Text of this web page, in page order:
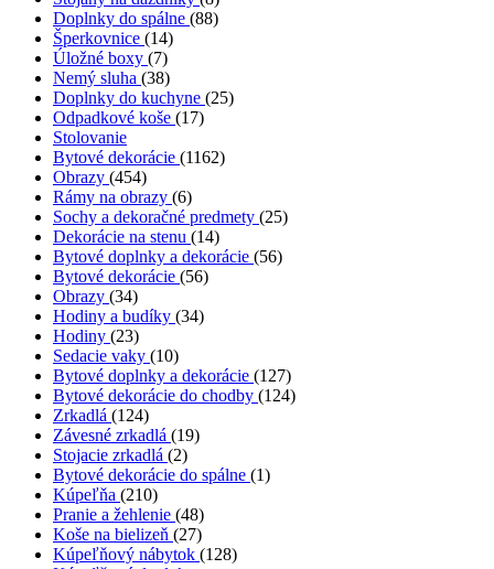
Doplnky do spálne (88)
Šperkovnice (14)
Úložné boxy (7)
Nemý sluha (38)
Doplnky do kuchyne (25)
Odpadkové koše (17)
Stolovanie
Bytové dekorácie (1162)
Obrazy (454)
Rámy na obrazy (6)
Sochy a dekoračné predmety (25)
Dekorácie na stenu (14)
Bytové doplnky a dekorácie (56)
Bytové dekorácie (56)
Obrazy (34)
Hodiny a budíky (34)
Hodiny (23)
Sedacie vaky (10)
Bytové doplnky a dekorácie (127)
Bytové dekorácie do chodby (124)
Zrkadlá (124)
Závesné zrkadlá (19)
Stojacie zrkadlá (2)
Bytové dekorácie do spálne (1)
Kúpeľňa (210)
Pranie a žehlenie (48)
Koše na bielizeň (27)
Kúpeľňový nábytok (128)